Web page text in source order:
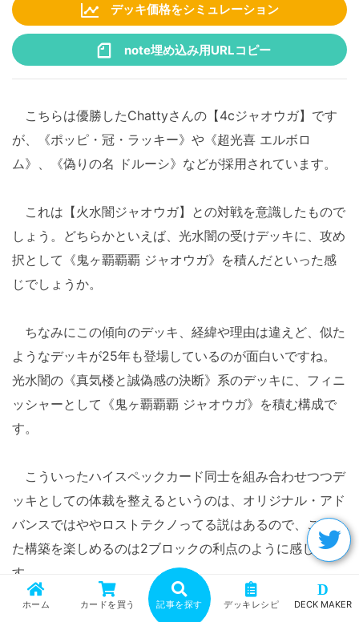
デッキ価格をシミュレーション
note埋め込み用URLコピー
こちらは優勝したChattyさんの【4cジャオウガ】です
が、《ポッピ・冠・ラッキー》や《超光喜 エルボロ
ム》、《偽りの名 ドルーシ》などが採用されています。
これは【火水闇ジャオウガ】との対戦を意識したもので
しょう。どちらかといえば、光水闇の受けデッキに、攻め
択として《鬼ヶ覇覇覇 ジャオウガ》を積んだといった感
じでしょうか。
ちなみにこの傾向のデッキ、経緯や理由は違えど、似た
ようなデッキが25年も登場しているのが面白いですね。
光水闇の《真気楼と誠偽感の決断》系のデッキに、フィニ
ッシャーとして《鬼ヶ覇覇覇 ジャオウガ》を積む構成で
す。
こういったハイスペックカード同士を組み合わせつつデ
ッキとしての体裁を整えるというのは、オリジナル・アド
バンスではややロストテクノってる説はあるので、こうし
た構築を楽しめるのは2ブロックの利点のように感じま
す。
ホーム カードを買う 記事を探す デッキレシピ
D
DECK MAKER